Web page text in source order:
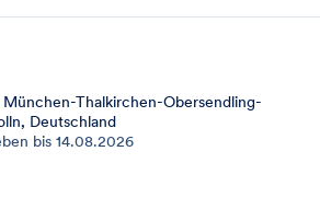
Thalkirchen-Obersendling-
Deutschland
bis 14.08.2026